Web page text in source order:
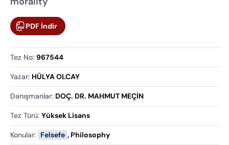
PDF İndir
Tez No: 967544
Yazar: HÜLYA OLCAY
Danışmanlar: DOÇ. DR. MAHMUT MEÇİN
Tez Türü: Yüksek Lisans
Konular: Felsefe , Philosophy